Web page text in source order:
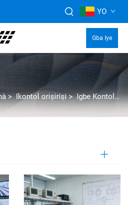
YO
Gba Iye
>Ikontol oriṣiriṣi>Igbe Kontol PLC